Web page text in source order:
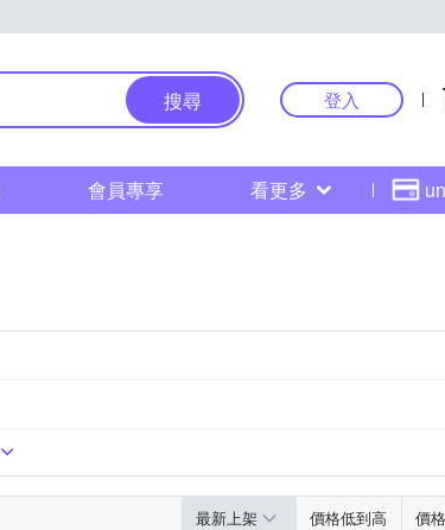
搜尋 登入
會員專享 看更多
最新上架 價格低到高 價